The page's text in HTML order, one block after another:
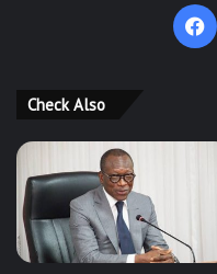
Check Also